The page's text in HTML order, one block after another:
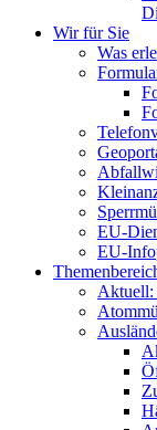
Wir für Sie
Was
EU-
EU-
Aktuell: